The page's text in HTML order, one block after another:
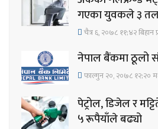
गएका युवकले ३
चैत्र ६, २०७८ ११;४२ बिहान
नेपाल बैंकमा ठूलो
फाल्गुन २०, २०७८ १२;२०
पेट्रोल, डिजेल र
५ रूपैयाँले बढ्यो